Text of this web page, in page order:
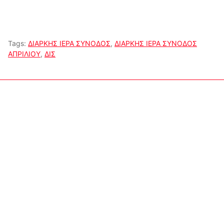
Tags: ΔΙΑΡΚΗΣ ΙΕΡΑ ΣΥΝΟΔΟΣ, ΔΙΑΡΚΗΣ ΙΕΡΑ ΣΥΝΟΔΟΣ
ΑΠΡΙΛΙΟΥ, ΔΙΣ